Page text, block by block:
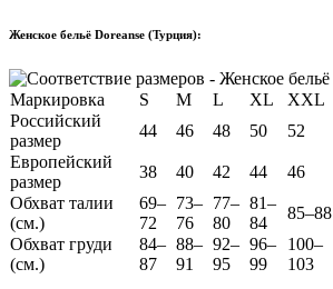
Женское бельё Doreanse (Турция):
Маркировка S M L XL XXL
Российский
размер
44 46 48 50 52
Европейский
размер
38 40 42 44 46
Обхват талии
(см.)
69–
72
73–
76
77–
80
81–
84
85–88
Обхват груди
(см.)
84–
87
88–
91
92–
95
96–
99
100–
103